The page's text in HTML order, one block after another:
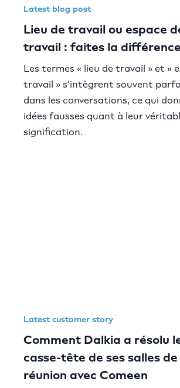
Latest blog post
Lieu de travail ou espace
travail : faites la différence
Les termes « lieu de travail » et «
travail » s'intègrent souvent
dans les conversations, ce qui
idées fausses quant à leur
signification.
Latest customer story
Comment Dalkia a résolu
casse-tête de ses salles de
réunion avec Comeen